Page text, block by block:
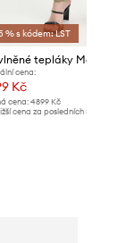
% s kódem: LST
tepláky
cena:
Kč
cena: 4899 Kč
cena za posledních 30 dnů